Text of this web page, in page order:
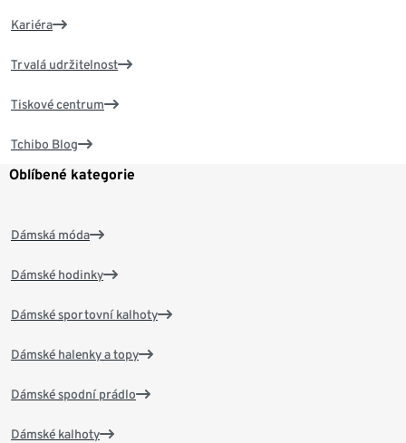
Kariéra
Trvalá udržitelnost
Tiskové centrum
Tchibo Blog
Oblíbené kategorie
Dámská móda
Dámské hodinky
Dámské sportovní kalhoty
Dámské halenky a topy
Dámské spodní prádlo
Dámské kalhoty